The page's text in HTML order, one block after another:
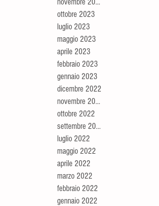
ottobre 2023
luglio 2023
maggio 2023
aprile 2023
febbraio 2023
gennaio 2023
dicembre 2022
novembre 2022
ottobre 2022
settembre 2022
luglio 2022
maggio 2022
aprile 2022
marzo 2022
febbraio 2022
gennaio 2022